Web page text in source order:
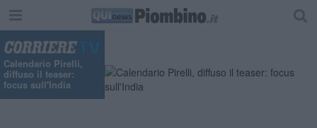
Calendario Pirelli,
diffuso il teaser:
focus sull'India